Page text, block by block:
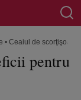
• Ceaiul de scorţişoară
pentru